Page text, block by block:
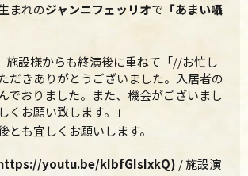
まれのジャンニフェッリオで 「あまい囁
施設様からも終演後に重ねて「//お忙し
だきありがとうございました。入居者の
でおりました。また、機会がございまし
くお願い致します。」
とも宜しくお願いします。
youtu.be/kIbfGIsIxkQ) / 施設演